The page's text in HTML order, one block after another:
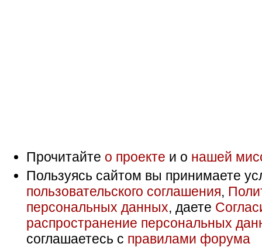
Прочитайте о проекте и о нашей
Пользуясь сайтом вы принимаете
пользовательского соглашения,
персональных данных, даете
распространение персональных
соглашаетесь с правилами форума